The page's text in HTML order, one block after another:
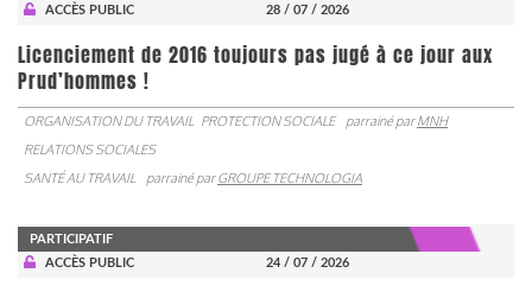
ACCÈS PUBLIC 28 / 07 / 2026
Licenciement de 2016 toujours pas jugé à ce jour aux
Prud’hommes !
ORGANISATION DU TRAVAIL PROTECTION SOCIALE parrainé parMNH
RELATIONS SOCIALES
SANTÉ AU TRAVAIL
parrainé parGROUPE TECHNOLOGIA
PARTICIPATIF
ACCÈS PUBLIC
24 / 07 / 2026